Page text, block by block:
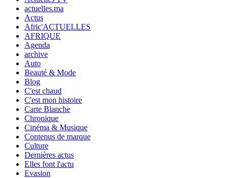
actuelles.ma
Actus
Afric'ACTUELLES
AFRIQUE
Agenda
archive
Auto
Beauté & Mode
Blog
C'est chaud
C'est mon histoire
Carte Blanche
Chronique
Cinéma & Musique
Contenus de marque
Culture
Dernières actus
Elles font l'actu
Evasion